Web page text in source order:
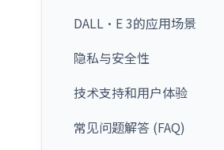
DALL·E 3的应用场景
隐私与安全性
技术支持和用户体验
常见问题解答 (FAQ)